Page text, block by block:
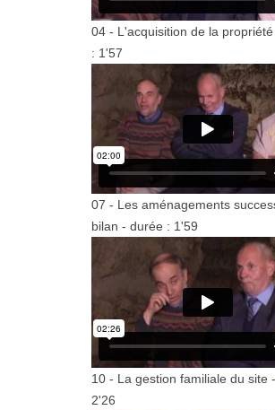
04 - L'acquisition de la
: 1'57
07 - Les aménagements
bilan - durée : 1'59
10 - La gestion familiale du site
2'26